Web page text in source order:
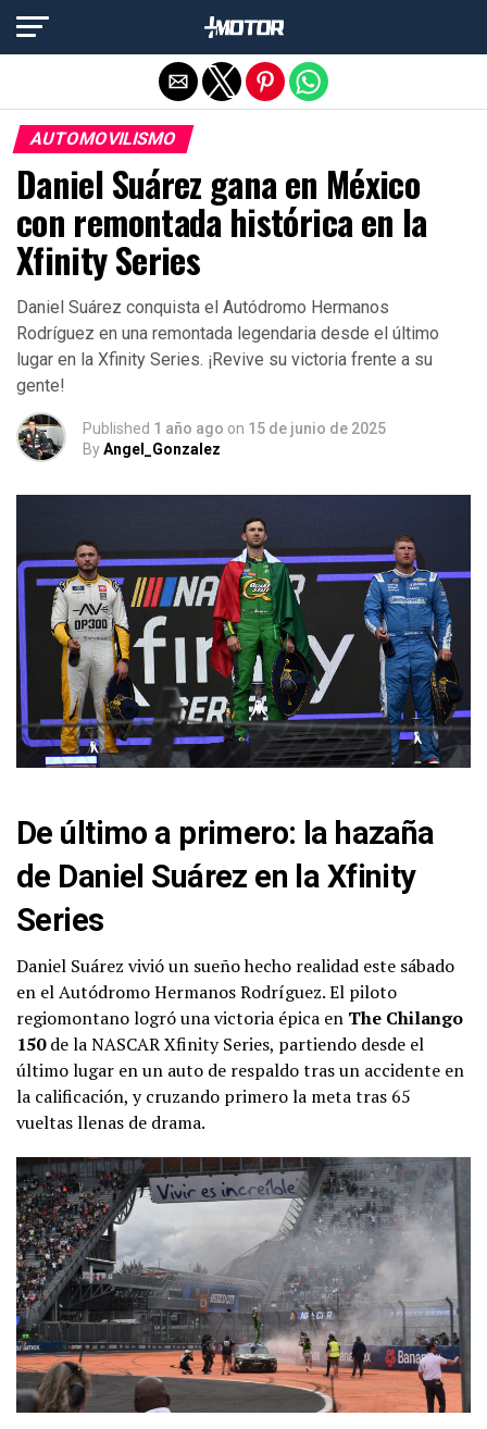
AUTOMOVILISMO
Daniel Suárez gana en México
con remontada histórica en la
Xfinity Series
Daniel Suárez conquista el Autódromo Hermanos
Rodríguez en una remontada legendaria desde el último
lugar en la Xfinity Series. ¡Revive su victoria frente a su
gente!
Published 1 año ago on 15 de junio de 2025
ByAngel_Gonzalez
De último a primero: la hazaña
de Daniel Suárez en la Xfinity
Series
Daniel Suárez vivió un sueño hecho realidad este sábado
en el Autódromo Hermanos Rodríguez. El piloto
regiomontano logró una victoria épica en The Chilango
150de la NASCAR Xfinity Series, partiendo desde el
último lugar en un auto de respaldo tras un accidente en
la calificación, y cruzando primero la meta tras 65
vueltas llenas de drama.
Salir de la versión móvil